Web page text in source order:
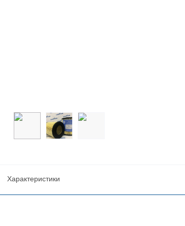
Характеристики